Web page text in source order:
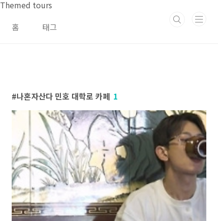
본문 바로가기
Themed tours
홈
태그
나혼자산다 민호 대학로 카페 1